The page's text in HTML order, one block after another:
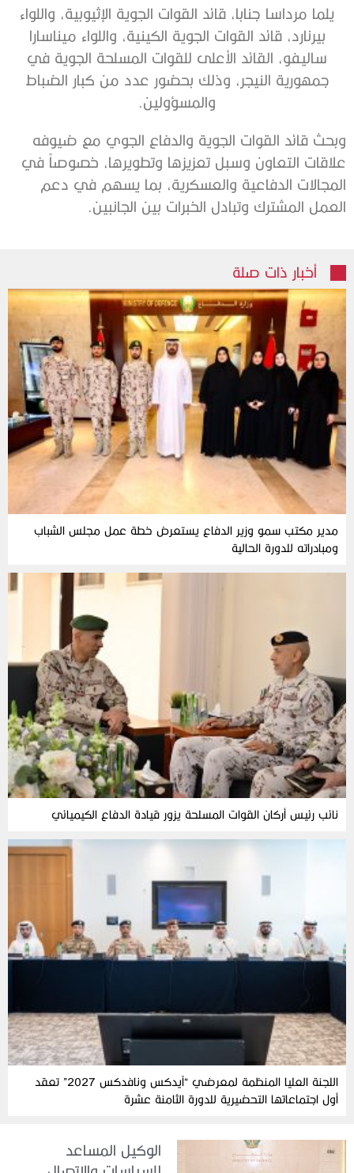
يلما مرداسا جنابا، قائد القوات الجوية الإثيوبية، واللواء
بيرنارد، قائد القوات الجوية الكينية، واللواء ميناسارا
ساليفو، القائد الأعلى للقوات المسلحة الجوية في
جمهورية النيجر، وذلك بحضور عدد من كبار الضباط
والمسؤولين.
وبحث قائد القوات الجوية والدفاع الجوي مع ضيوفه
علاقات التعاون وسبل تعزيزها وتطويرها، خصوصاً في
المجالات الدفاعية والعسكرية، بما يسهم في دعم
العمل المشترك وتبادل الخبرات بين الجانبين.
أخبار ذات صلة
مدير مكتب سمو وزير الدفاع يستعرض خطة عمل مجلس الشباب
ومبادراته للدورة الحالية
نائب رئيس أركان القوات المسلحة يزور قيادة الدفاع الكيميائي
اللجنة العليا المنظمة لمعرضي “آيدكس ونافدكس 2027” تعقد
أول اجتماعاتها التحضيرية للدورة الثامنة عشرة
الوكيل المساعد